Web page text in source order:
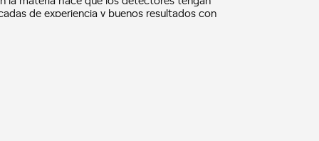
de experiencia y buenos resultados con